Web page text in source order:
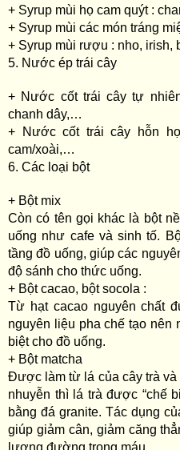
+ Syrup mùi họ cam quýt :
+ Syrup mùi các món tráng
+ Syrup mùi rượu : nho, irish,
5. Nước ép trái cây
+ Nước cốt trái cây tự
chanh dây,…
+ Nước cốt trái cây hỗn
cam/xoài,…
6. Các loại bột
+ Bột mix
Còn có tên gọi khác là bột
uống như cafe và sinh tố.
tầng đồ uống, giúp các
độ sánh cho thức uống.
+ Bột cacao, bột socola :
Từ hạt cacao nguyên chất
nguyên liệu pha chế tạo
biệt cho đồ uống.
+ Bột matcha
Được làm từ lá của cây trà và
nhuyễn thì lá trà được “chế
bằng đá granite. Tác dụng
giúp giảm cân, giảm căng
lượng đường trong máu.